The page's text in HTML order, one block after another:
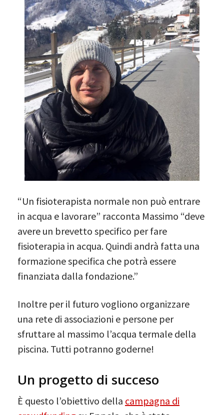
“Un fisioterapista normale non può entrare
in acqua e lavorare” racconta Massimo “deve
avere un brevetto specifico per fare
fisioterapia in acqua. Quindi andrà fatta una
formazione specifica che potrà essere
finanziata dalla fondazione.”
Inoltre per il futuro vogliono organizzare
una rete di associazioni e persone per
sfruttare al massimo l’acqua termale della
piscina. Tutti potranno goderne!
Un progetto di succeso
È questo l’obiettivo della campagna di